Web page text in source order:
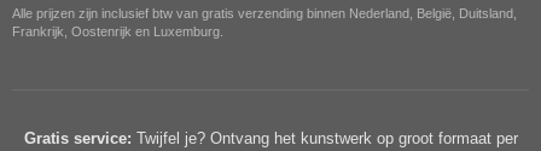
Alle prijzen zijn inclusief btw van gratis verzending binnen Nederland, België, Duitsland,
Frankrijk, Oostenrijk en Luxemburg.
Gratis service: Twijfel je? Ontvang het kunstwerk op groot formaat per